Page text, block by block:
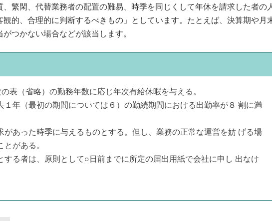
繁閑、代替業務者の配置の難易、時季を同じくして年休を請求した者の
的、合理的に判断するべきもの」としています。たとえば、決算期や月
つかない場合などが該当します。
（省略）の勤務年数に応じ年次有給休暇を与える。
年（最初の期間については６）の勤続期間における出勤率が８ 割に満
あった時季に与えるものとする。但し、業務の正常な運営を妨 げる場
がある。
る者は、原則として○日前までに所定の届出用紙で会社に申し 出なけ